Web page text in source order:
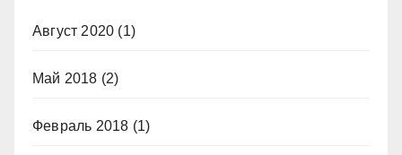
Август 2020 (1)
Май 2018 (2)
Февраль 2018 (1)